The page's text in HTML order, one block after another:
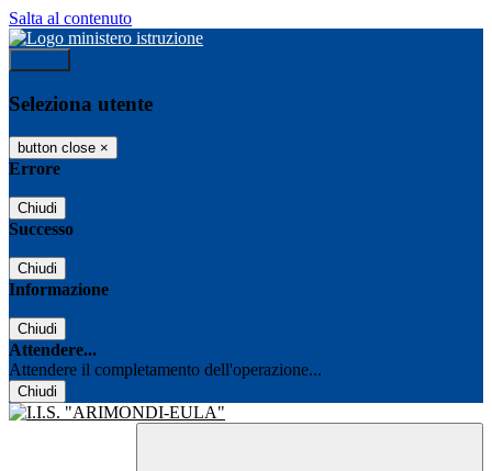
Salta al contenuto
Seleziona utente
button close ×
Errore
Chiudi
Successo
Chiudi
Informazione
Chiudi
Attendere...
Attendere il completamento dell'operazione...
Chiudi